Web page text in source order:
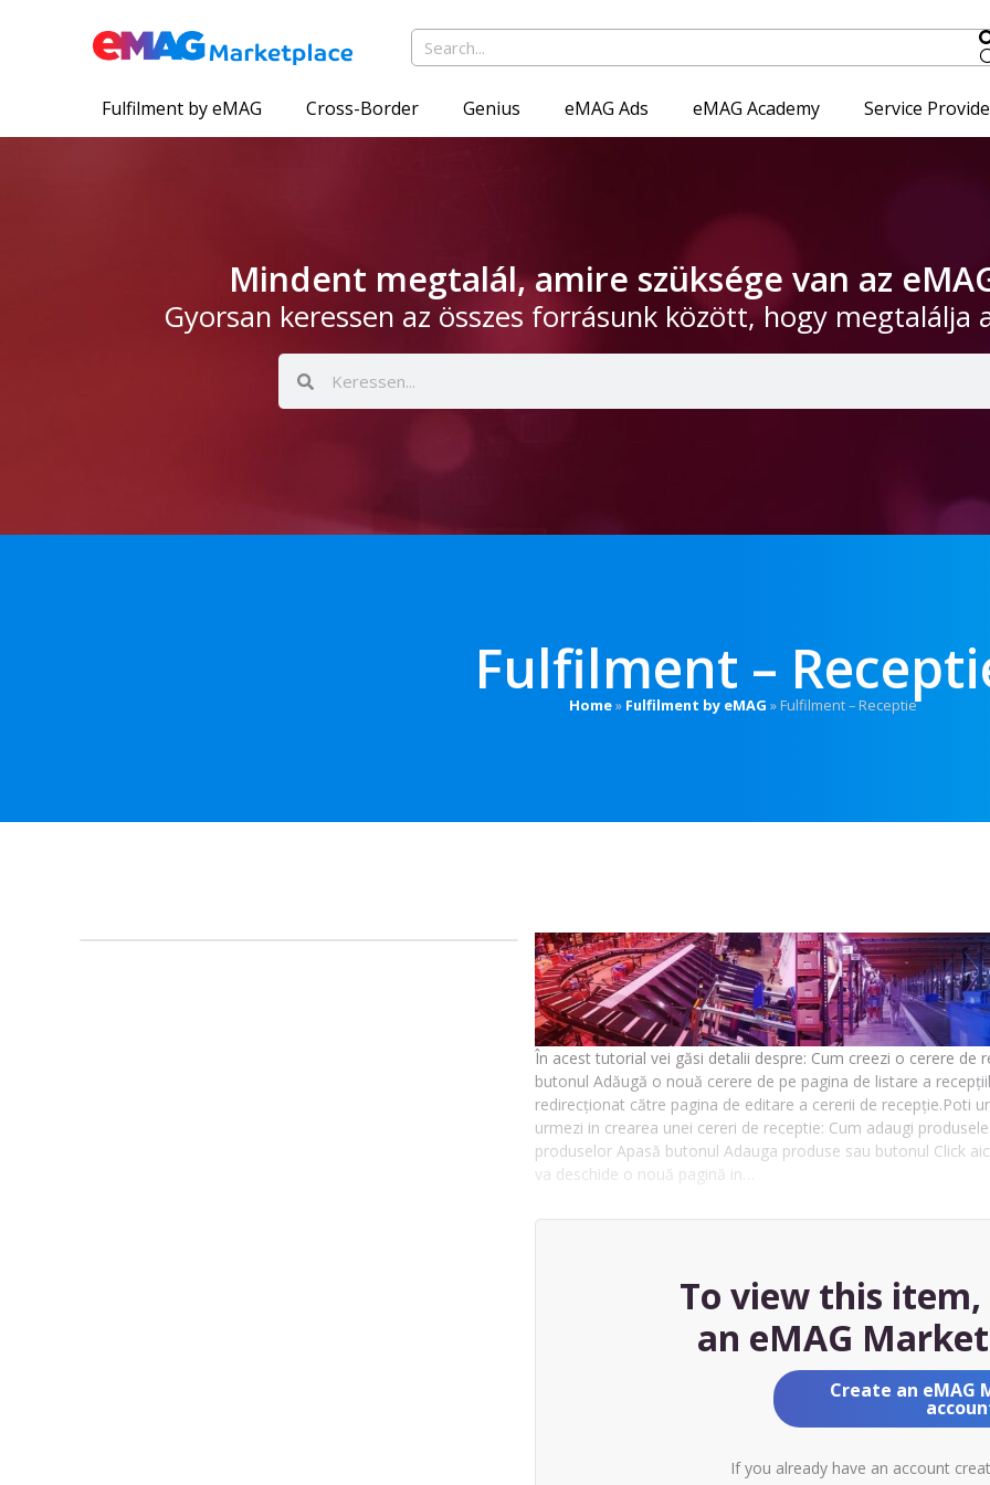
Fulfilment by eMAG Cross-Border Genius eMAG Ads eMAG Academy Service
Mindent megtalál, amire szüksége van az
Gyorsan keressen az összes forrásunk között, hogy megtalálja
Fulfilment –
Home» Fulfilment by eMAG »Fulfilment – Receptie
În acest tutorial vei găsi detalii despre: Cum creezi o cerere de
butonul Adăugă o nouă cerere de pe pagina de listare a
redirecționat către pagina de editare a cererii de recepție.Poti
urmezi in crearea unei cereri de receptie: Cum adaugi
produselor Apasă butonul Adauga produse sau butonul Click
va deschide o nouă pagină in…
To view this
an eMAG
Create an eMAG
If you already have an account